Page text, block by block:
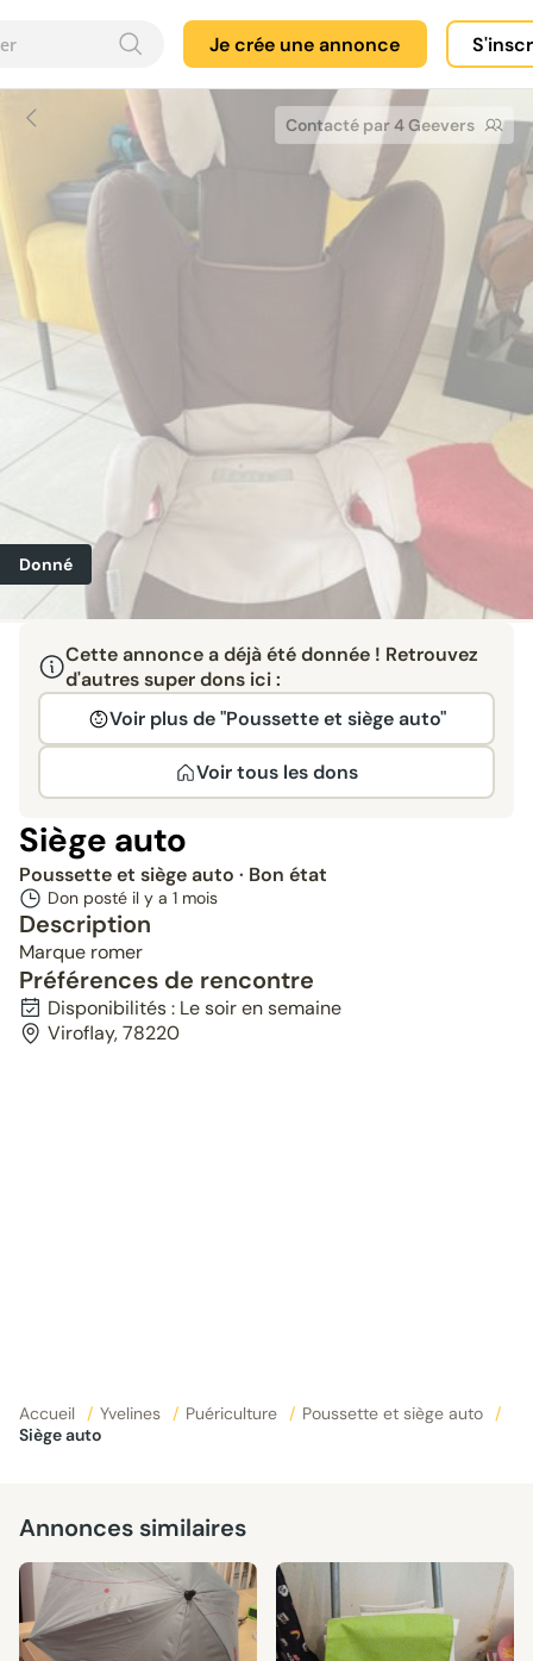
Je crée une annonce
Contacté par 4 Geevers
Donné
Cette annonce a déjà été donnée ! Retrouvez
d'autres super dons ici :
Voir plus de "Poussette et siège auto"
Voir tous les dons
Siège auto
Poussette et siège auto · Bon état
Don posté il y a 1 mois
Description
Marque romer
Préférences de rencontre
Disponibilités : Le soir en semaine
Viroflay, 78220
Accueil / Yvelines / Puériculture / Poussette et siège auto
/
Siège auto
Annonces similaires